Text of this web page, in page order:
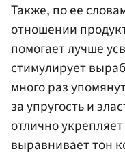
Также, по ее
отношении
помогает лучше
стимулирует
много раз
за упругость и
отлично
выравнивает тон